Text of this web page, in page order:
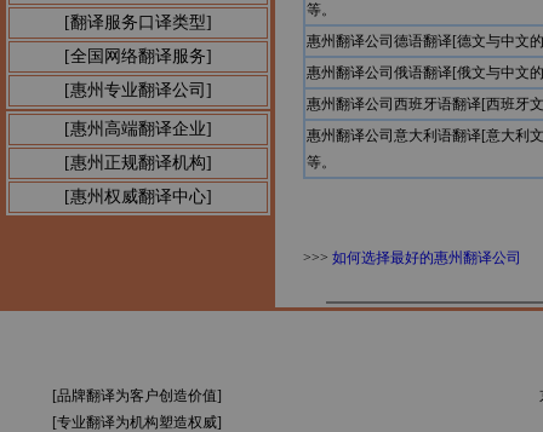
[翻译服务口译类型]
[全国网络翻译服务]
[惠州专业翻译公司]
[惠州高端翻译企业]
[惠州正规翻译机构]
[惠州权威翻译中心]
等。
惠州翻译公司德语翻译[德文与中文
惠州翻译公司俄语翻译[俄文与中文
惠州翻译公司西班牙语翻译[西班牙
惠州翻译公司意大利语翻译[意大利
等。
>>> 如何选择最好的惠州翻译公司
[品牌翻译为客户创造价值]
[专业翻译为机构塑造权威]